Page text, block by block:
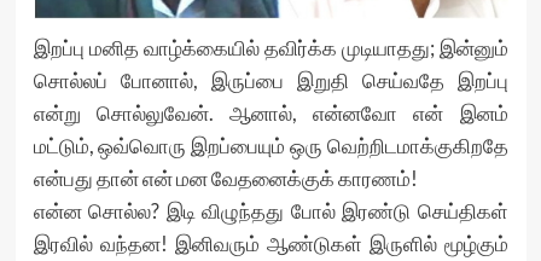
இறப்பு மனித வாழ்க்கையில் தவிர்க்க முடியாதது; இன்னும்
சொல்லப் போனால், இருப்பை இறுதி செய்வதே இறப்பு
என்று சொல்லுவேன். ஆனால், என்னவோ என் இனம்
மட்டும், ஒவ்வொரு இறப்பையும் ஒரு வெற்றிடமாக்குகிறதே
என்பது தான் என் மன வேதனைக்குக் காரணம்!
என்ன சொல்ல? இடி விழுந்தது போல் இரண்டு செய்திகள்
இரவில் வந்தன! இனிவரும் ஆண்டுகள் இருளில் மூழ்கும்